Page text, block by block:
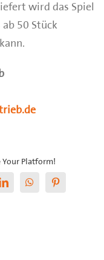
wird das Spiel
50 Stück
Your Platform!
LinkedInWhatsAppPinterest